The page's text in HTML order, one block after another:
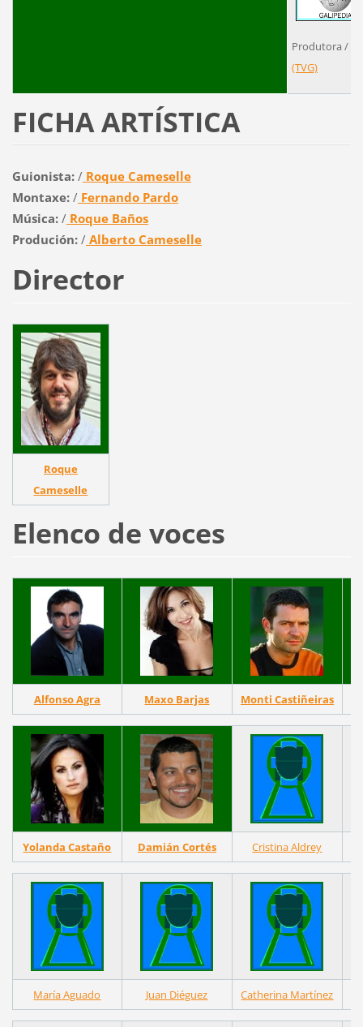
Produtora /
(TVG)
FICHA ARTÍSTICA
Guionista: /Roque Cameselle
Montaxe: /Fernando Pardo
Música: /Roque Baños
Produción: /Alberto Cameselle
Director
Roque
Cameselle
Elenco de voces
Alfonso Agra Maxo Barjas Monti Castiñeiras
Yolanda Castaño Damián Cortés Cristina Aldrey
María Aguado Juan Diéguez Catherina Martínez